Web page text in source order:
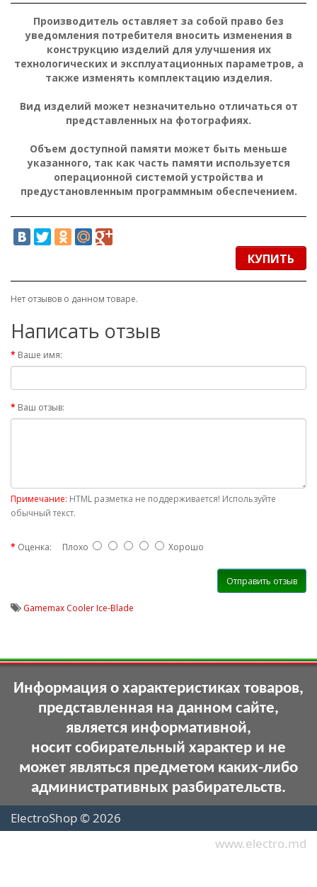
Производитель оставляет за собой право без
уведомления потребителя вносить изменения в
конструкцию изделий для улучшения их
технологических и эксплуатационных параметров, а
также изменять комплектацию изделия.
Вид изделий может незначительно отличаться от
представленных на фотографиях.
Объем доступной памяти может быть меньше
указанного, так как часть памяти используется
операционной системой устройства и
предустановленным программным обеспечением.
КУПИТЬ
Нет отзывов о данном товаре.
Написать отзыв
Ваше имя:
Ваш отзыв:
Примечание: HTML разметка не поддерживается! Используйте
обычный текст.
Оценка: Плохо Хорошо
Отправить отзыв
Gamemax Cooler Ice-Blade
Информация о характеристиках товаров,
представленная на данном сайте,
является информативной,
носит собирательный характер и не
может являться предметом каких-либо
административных разбирательств.
ElectroShop © 2026
www.electro.md